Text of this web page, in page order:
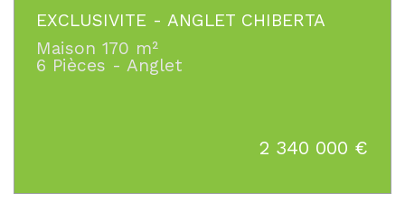
EXCLUSIVITE - ANGLET CHIBERTA
Maison 170 m²
6 Pièces - Anglet
2 340 000 €